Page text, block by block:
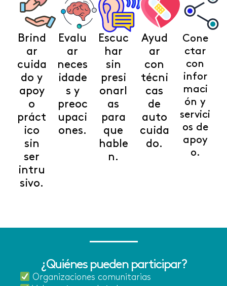
Brind
ar
cuida
do y
apoy
o
práct
ico
sin
ser
intru
sivo.
Evalu
ar
neces
idade
s y
preoc
upaci
ones.
Escuc
har
sin
presi
onarl
as
para
que
hable
n.
Ayud
ar
con
técni
cas
de
auto
cuida
do.
Cone
ctar
con
infor
maci
ón y
servici
os de
apoy
o.
¿Quiénes pueden participar?
Organizaciones comunitarias